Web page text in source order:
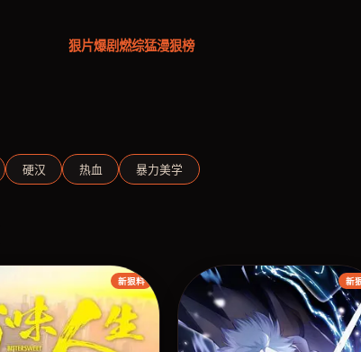
狠片爆剧燃综猛漫狠榜
硬汉 热血 暴力美学
新狠料 新